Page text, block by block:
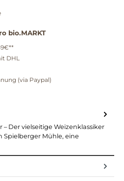
bio.MARKT
DHL
(via Paypal)
Der vielseitige Weizenklassiker
Spielberger Mühle, eine